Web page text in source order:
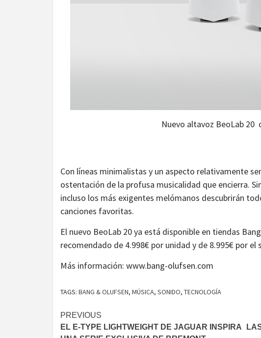
Nuevo altavoz BeoLab 20
Con líneas minimalistas y un aspecto relativamente
ostentación de la profusa musicalidad que encierra.
incluso los más exigentes melómanos descubrirán
canciones favoritas.
El nuevo BeoLab 20 ya está disponible en tiendas
recomendado de 4.998€ por unidad y de 8.995€ por el
Más información: www.bang-olufsen.com
TAGS: BANG & OLUFSEN, MÚSICA, SONIDO, TECNOLOGÍA
Continue
Reading
PREVIOUS
EL E-TYPE LIGHTWEIGHT DE JAGUAR INSPIRA